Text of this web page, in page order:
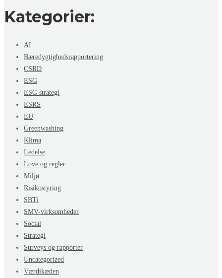
Kategorier:
AI
Bæredygtighedsrapportering
CSRD
ESG
ESG strategi
ESRS
EU
Greenwashing
Klima
Ledelse
Love og regler
Miljø
Risikostyring
SBTi
SMV-virksomheder
Social
Strategi
Surveys og rapporter
Uncategorized
Værdikæden